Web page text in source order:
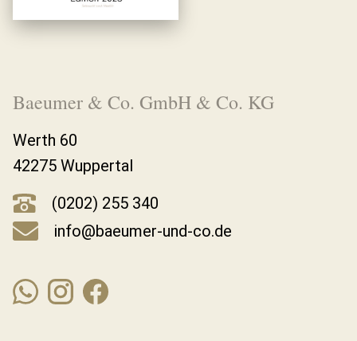
Baeumer & Co. GmbH & Co. KG
Werth 60
42275 Wuppertal
(0202) 255 340
info@baeumer-und-co.de